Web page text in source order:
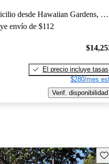
Entrega a domicilio desde Hawaiian Gardens, CA
envío de $112
El precio incluye tasas
$280/mes
Verif. disponibilidad